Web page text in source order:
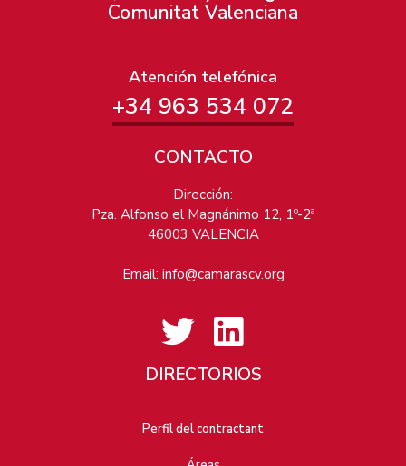
Comunitat Valenciana
Atención telefónica
+34 963 534 072
CONTACTO
Dirección:
Pza. Alfonso el Magnánimo 12, 1º-2ª
46003 VALENCIA
Email: info@camarascv.org
DIRECTORIOS
Perfil del contractant